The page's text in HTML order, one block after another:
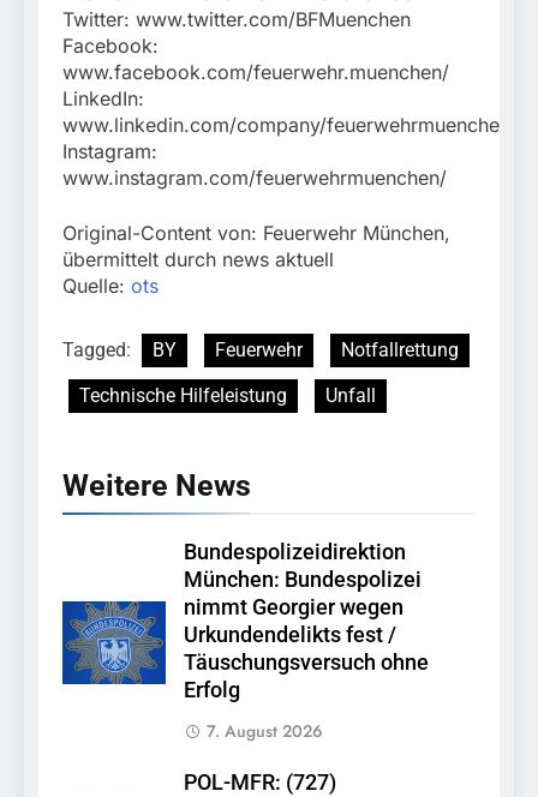
Twitter: www.twitter.com/BFMuenchen
Facebook:
www.facebook.com/feuerwehr.muenchen/
LinkedIn:
www.linkedin.com/company/feuerwehrmuenchen
Instagram:
www.instagram.com/feuerwehrmuenchen/
Original-Content von: Feuerwehr München,
übermittelt durch news aktuell
Quelle: ots
Tagged: BY Feuerwehr
Notfallrettung
Technische Hilfeleistung
Unfall
Weitere News
Bundespolizeidirektion
München: Bundespolizei
nimmt Georgier wegen
Urkundendelikts fest /
Täuschungsversuch ohne
Erfolg
7. August 2026
POL-MFR: (727)